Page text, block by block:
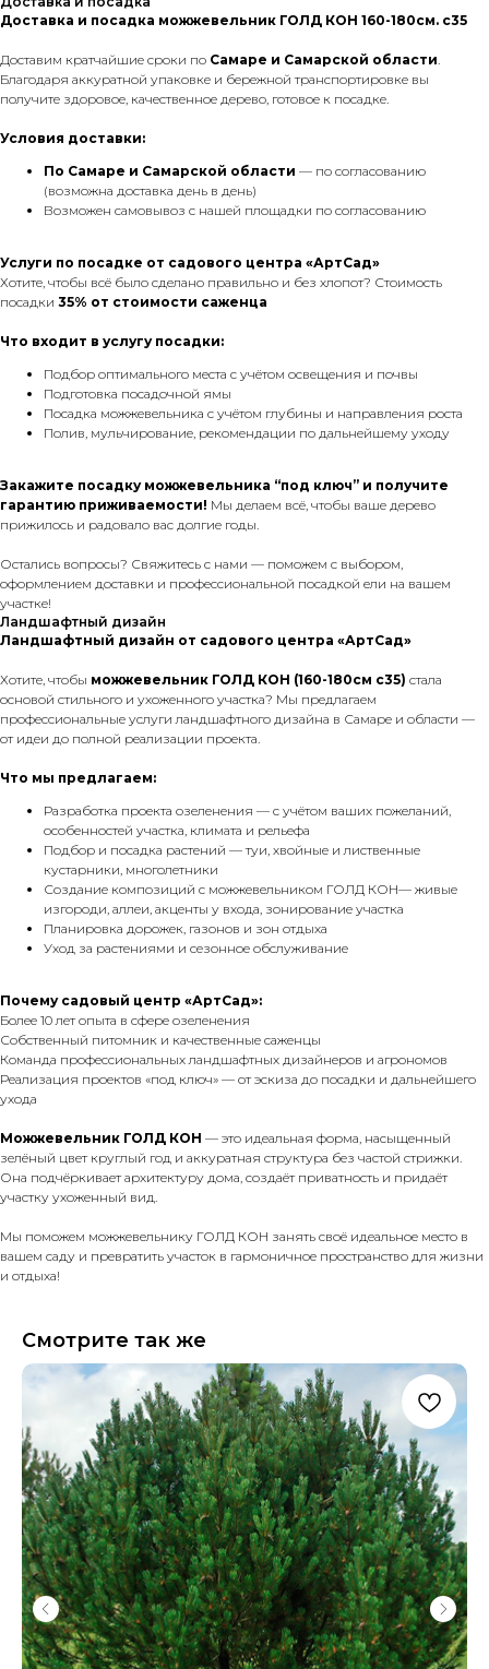
Доставка и посадка можжевельник ГОЛД КОН 160-180см. с35
Доставим кратчайшие сроки по Самаре и Самарской области.
Благодаря аккуратной упаковке и бережной транспортировке вы
получите здоровое, качественное дерево, готовое к посадке.
Условия доставки:
По Самаре и Самарской области — по согласованию
(возможна доставка день в день)
Возможен самовывоз с нашей площадки по согласованию
Услуги по посадке от садового центра «АртСад»
Хотите, чтобы всё было сделано правильно и без хлопот? Стоимость
посадки 35% от стоимости саженца
Что входит в услугу посадки:
Подбор оптимального места с учётом освещения и почвы
Подготовка посадочной ямы
Посадка можжевельника с учётом глубины и направления роста
Полив, мульчирование, рекомендации по дальнейшему уходу
Закажите посадку можжевельника “под ключ” и получите
гарантию приживаемости! Мы делаем всё, чтобы ваше дерево
прижилось и радовало вас долгие годы.
Остались вопросы? Свяжитесь с нами — поможем с выбором,
оформлением доставки и профессиональной посадкой ели на вашем
участке!
Ландшафтный дизайн
Ландшафтный дизайн от садового центра «АртСад»
Хотите, чтобы можжевельник ГОЛД КОН (160-180см с35) стала
основой стильного и ухоженного участка? Мы предлагаем
профессиональные услуги ландшафтного дизайна в Самаре и области —
от идеи до полной реализации проекта.
Что мы предлагаем:
Разработка проекта озеленения — с учётом ваших пожеланий,
особенностей участка, климата и рельефа
Подбор и посадка растений — туи, хвойные и лиственные
кустарники, многолетники
Создание композиций с можжевельником ГОЛД КОН— живые
изгороди, аллеи, акценты у входа, зонирование участка
Планировка дорожек, газонов и зон отдыха
Уход за растениями и сезонное обслуживание
Почему садовый центр «АртСад»:
Более 10 лет опыта в сфере озеленения
Собственный питомник и качественные саженцы
Команда профессиональных ландшафтных дизайнеров и агрономов
Реализация проектов «под ключ» — от эскиза до посадки и дальнейшего
ухода
Можжевельник ГОЛД КОН — это идеальная форма, насыщенный
зелёный цвет круглый год и аккуратная структура без частой стрижки.
Она подчёркивает архитектуру дома, создаёт приватность и придаёт
участку ухоженный вид.
Мы поможем можжевельнику ГОЛД КОН занять своё идеальное место в
вашем саду и превратить участок в гармоничное пространство для жизни
и отдыха!
Смотрите так же